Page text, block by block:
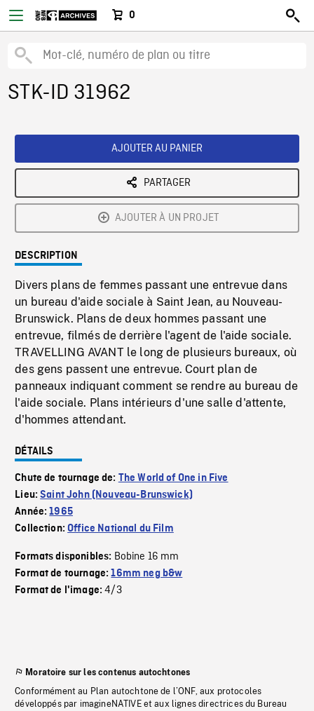
0
STK-ID 31962
AJOUTER AU PANIER
PARTAGER
AJOUTER À UN PROJET
DESCRIPTION
Divers plans de femmes passant une entrevue dans
un bureau d'aide sociale à Saint Jean, au Nouveau-
Brunswick. Plans de deux hommes passant une
entrevue, filmés de derrière l'agent de l'aide sociale.
TRAVELLING AVANT le long de plusieurs bureaux, où
des gens passent une entrevue. Court plan de
panneaux indiquant comment se rendre au bureau de
l'aide sociale. Plans intérieurs d'une salle d'attente,
d'hommes attendant.
DÉTAILS
Chute de tournage de: The World of One in Five
Lieu:Saint John (Nouveau-Brunswick)
Année:1965
Collection:Office National du Film
Formats disponibles: Bobine 16 mm
Format de tournage:16mm neg b&w
Format de l'image:4/3
Moratoire sur les contenus autochtones
Conformément au Plan autochtone de l’ONF, aux protocoles
développés par imagineNATIVE et aux lignes directrices du Bureau